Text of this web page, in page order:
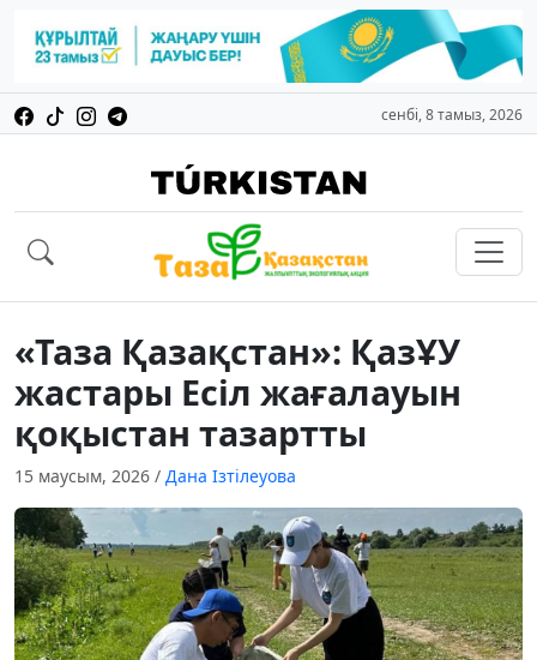
сенбі, 8 тамыз, 2026
«Таза Қазақстан»: ҚазҰУ
жастары Есіл жағалауын
қоқыстан тазартты
15 маусым, 2026 / Дана Ізтілеуова